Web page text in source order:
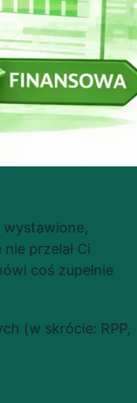
wystawione,
przelał Ci
coś zupełnie
(w skrócie: RPP,